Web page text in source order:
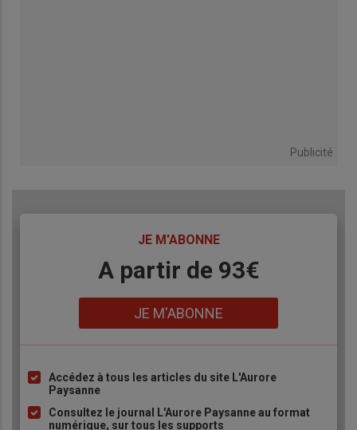
Publicité
JE M'ABONNE
A partir de 93€
JE M'ABONNE
Liste
puce
Accédez à tous les articles du site L'Aurore
Paysanne
Consultez le journal L'Aurore Paysanne au format
numérique, sur tous les supports